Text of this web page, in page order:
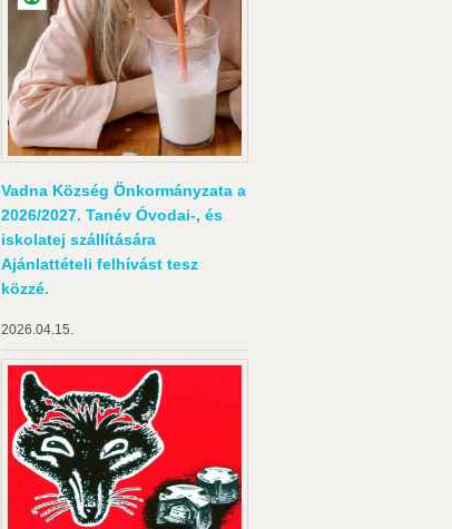
Vadna Község Önkormányzata a
2026/2027. Tanév Óvodai-, és
iskolatej szállítására
Ajánlattételi felhívást tesz
közzé.
2026.04.15.